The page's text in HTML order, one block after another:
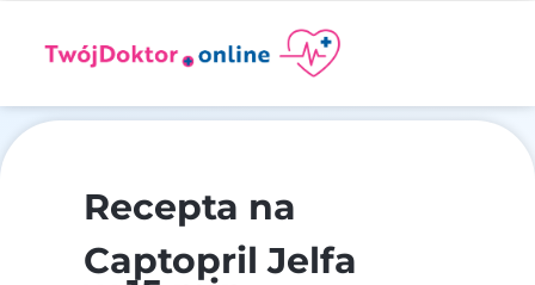
Recepta na
Captopril Jelfa